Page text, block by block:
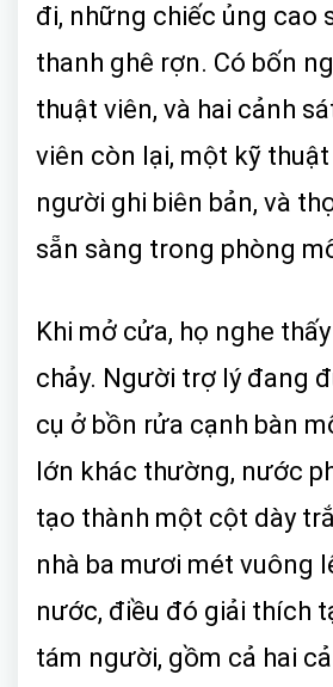
đi, những chiếc ủng cao
thanh ghê rợn. Có bốn
thuật viên, và hai cảnh
viên còn lại, một kỹ
người ghi biên bản, và
sẵn sàng trong phòng
Khi mở cửa, họ nghe
chảy. Người trợ lý đang
cụ ở bồn rửa cạnh bàn
lớn khác thường, nước
tạo thành một cột dày
nhà ba mươi mét vuông
nước, điều đó giải thích
tám người, gồm cả hai